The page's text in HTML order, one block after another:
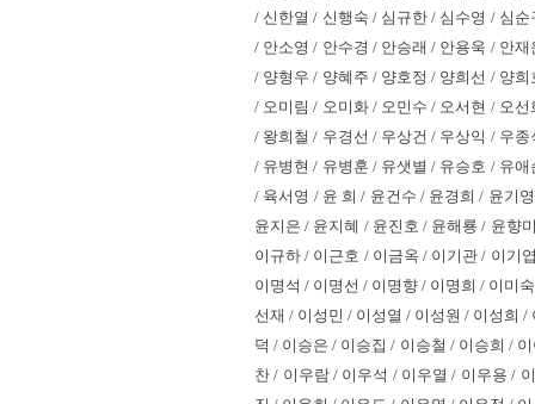
/ 신한열 / 신행숙 / 심규한 / 심수영 / 심
/ 안소영 / 안수경 / 안승래 / 안용욱 / 안
/ 양형우 / 양혜주 / 양호정 / 양희선 / 양
/ 오미림 / 오미화 / 오민수 / 오서현 / 오
/ 왕희철 / 우경선 / 우상건 / 우상익 / 우
/ 유병현 / 유병훈 / 유샛별 / 유승호 / 유
/ 육서영 / 윤 희 / 윤건수 / 윤경희 / 윤기
윤지은 / 윤지혜 / 윤진호 / 윤해룡 / 윤향
이규하 / 이근호 / 이금옥 / 이기관 / 이기
이명석 / 이명선 / 이명향 / 이명희 / 이미
선재 / 이성민 / 이성열 / 이성원 / 이성희
덕 / 이승은 / 이승집 / 이승철 / 이승희 /
찬 / 이우람 / 이우석 / 이우열 / 이우용 /